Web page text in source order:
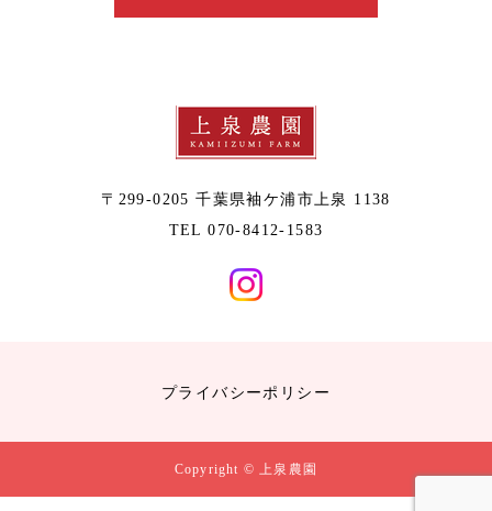
〒299-0205 千葉県袖ケ浦市上泉 1138
TEL 070-8412-1583
プライバシーポリシー
Copyright © 上泉農園